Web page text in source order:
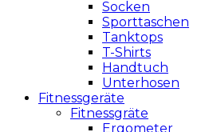
Socken
Sporttaschen
Tanktops
T-Shirts
Handtuch
Unterhosen
Fitnessgeräte
Fitnessgräte
Ergometer